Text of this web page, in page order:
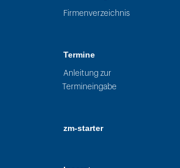
Firmenverzeichnis
Termine
Anleitung zur
Termineingabe
zm-starter